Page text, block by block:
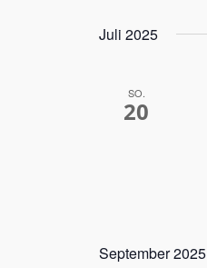
Juli 2025
SO.
20
September 2025